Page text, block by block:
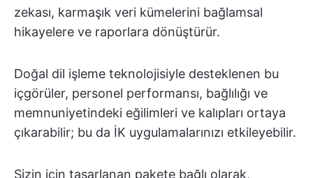
zekası, karmaşık veri kümelerini bağlamsal
hikayelere ve raporlara dönüştürür.
Doğal dil işleme teknolojisiyle desteklenen bu
içgörüler, personel performansı, bağlılığı ve
memnuniyetindeki eğilimleri ve kalıpları ortaya
çıkarabilir; bu da İK uygulamalarınızı etkileyebilir.
Sizin için tasarlanan pakete bağlı olarak,